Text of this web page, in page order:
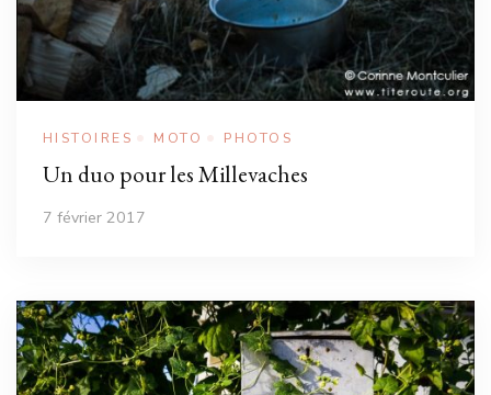
HISTOIRES MOTO PHOTOS
Un duo pour les Millevaches
7 février 2017